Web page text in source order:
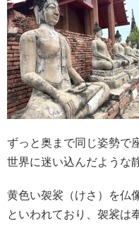
ずっと奥まで同じ姿勢で
世界に迷い込んだような
黄色い袈裟（けさ）を仏
といわれており、 袈裟は